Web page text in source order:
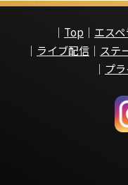
｜ Top ｜ エス
｜ ライブ配信 ｜ ステ
｜ プ